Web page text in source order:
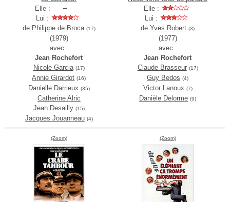
Elle :
Lui :
de Philippe de Broca (17)
(1979)
avec :
Jean Rochefort
Nicole Garcia (17)
Annie Girardot (16)
Danielle Darrieux (35)
Catherine Alric
Jean Desailly (15)
Jacques Jouanneau (4)
Elle :
Lui :
deYves Robert (3)
(1977)
avec :
Jean Rochefort
Claude Brasseur (17)
Guy Bedos (4)
Victor Lanoux (7)
Danièle Delorme (9)
(Zoom) (Zoom)